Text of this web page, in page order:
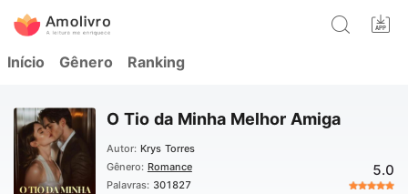
Início Gênero Ranking
O Tio da Minha Melhor Amiga
Autor: Krys Torres
Gênero: Romance
Palavras: 301827
5.0